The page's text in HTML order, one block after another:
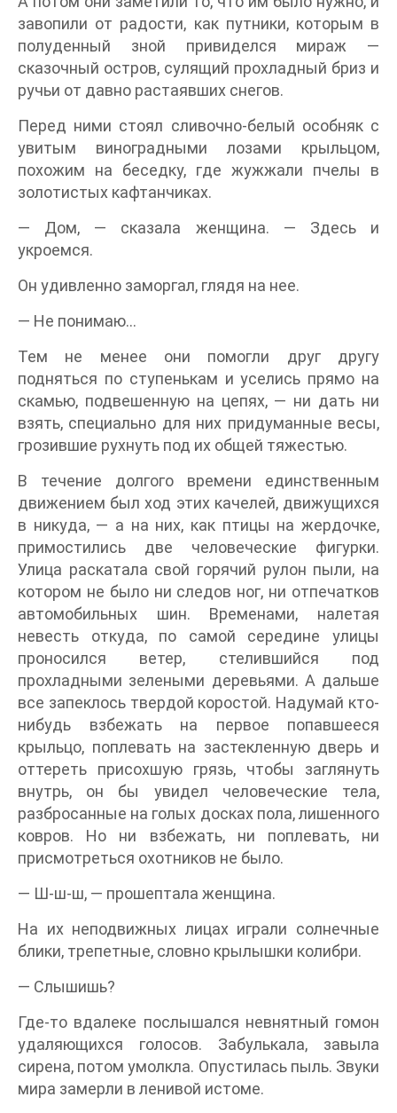
завопили от радости, как путники, которым в
полуденный зной привиделся мираж —
сказочный остров, сулящий прохладный бриз и
ручьи от давно растаявших снегов.
Перед ними стоял сливочно-белый особняк с
увитым виноградными лозами крыльцом,
похожим на беседку, где жужжали пчелы в
золотистых кафтанчиках.
— Дом, — сказала женщина. — Здесь и
укроемся.
Он удивленно заморгал, глядя на нее.
— Не понимаю…
Тем не менее они помогли друг другу
подняться по ступенькам и уселись прямо на
скамью, подвешенную на цепях, — ни дать ни
взять, специально для них придуманные весы,
грозившие рухнуть под их общей тяжестью.
В течение долгого времени единственным
движением был ход этих качелей, движущихся
в никуда, — а на них, как птицы на жердочке,
примостились две человеческие фигурки.
Улица раскатала свой горячий рулон пыли, на
котором не было ни следов ног, ни отпечатков
автомобильных шин. Временами, налетая
невесть откуда, по самой середине улицы
проносился ветер, стелившийся под
прохладными зелеными деревьями. А дальше
все запеклось твердой коростой. Надумай кто-
нибудь взбежать на первое попавшееся
крыльцо, поплевать на застекленную дверь и
оттереть присохшую грязь, чтобы заглянуть
внутрь, он бы увидел человеческие тела,
разбросанные на голых досках пола, лишенного
ковров. Но ни взбежать, ни поплевать, ни
присмотреться охотников не было.
— Ш-ш-ш, — прошептала женщина.
На их неподвижных лицах играли солнечные
блики, трепетные, словно крылышки колибри.
— Слышишь?
Где-то вдалеке послышался невнятный гомон
удаляющихся голосов. Забулькала, завыла
сирена, потом умолкла. Опустилась пыль. Звуки
мира замерли в ленивой истоме.